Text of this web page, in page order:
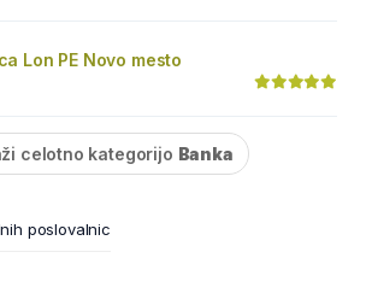
Lon PE Novo mesto
celotno kategorijo Banka
poslovalnic